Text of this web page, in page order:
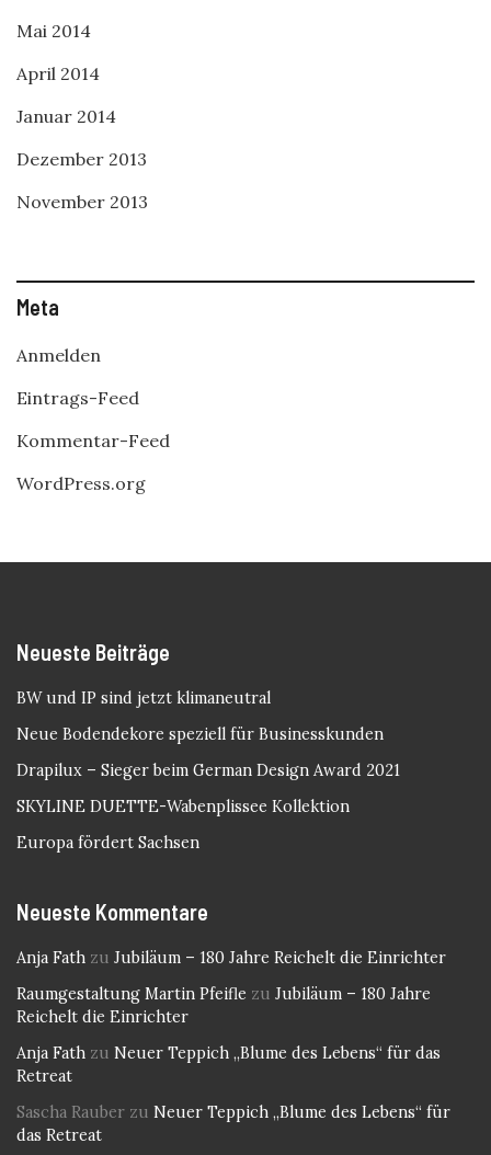
Mai 2014
April 2014
Januar 2014
Dezember 2013
November 2013
Meta
Anmelden
Eintrags-Feed
Kommentar-Feed
WordPress.org
Neueste Beiträge
BW und IP sind jetzt klimaneutral
Neue Bodendekore speziell für Businesskunden
Drapilux – Sieger beim German Design Award 2021
SKYLINE DUETTE-Wabenplissee Kollektion
Europa fördert Sachsen
Neueste Kommentare
Anja Fath zu Jubiläum – 180 Jahre Reichelt die Einrichter
Raumgestaltung Martin Pfeifle zu Jubiläum – 180 Jahre
Reichelt die Einrichter
Anja Fath zu Neuer Teppich „Blume des Lebens“ für das
Retreat
Sascha Rauber zu Neuer Teppich „Blume des Lebens“ für
das Retreat